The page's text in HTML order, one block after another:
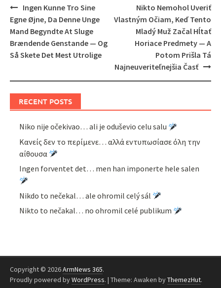
Post
navigation
Ingen Kunne Tro Sine
Egne Øjne, Da Denne Unge
Mand Begyndte At Sluge
Brændende Genstande — Og
Så Skete Det Mest Utrolige
Nikto Nemohol Uveriť
Vlastným Očiam, Keď Tento
Mladý Muž Začal Hĺtať
Horiace Predmety — A
Potom Prišla Tá
Najneuveriteľnejšia Časť
RECENT POSTS
Niko nije očekivao… ali je oduševio celu salu
Κανείς δεν το περίμενε… αλλά εντυπωσίασε όλη την
αίθουσα
Ingen forventet det… men han imponerte hele salen
Nikdo to nečekal… ale ohromil celý sál
Nikto to nečakal… no ohromil celé publikum
Copyright © 2026ArmNews 365.
Proudly powered byWordPress. | Theme: Awaken byThemezHut.